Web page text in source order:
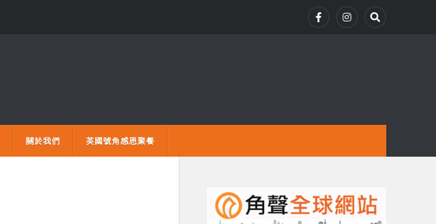
關於我們 英國號角感恩聚餐